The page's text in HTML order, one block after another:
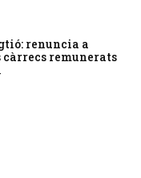
renuncia a
càrrecs remunerats